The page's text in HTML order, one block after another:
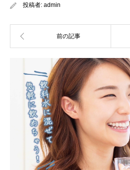
投稿者: admin